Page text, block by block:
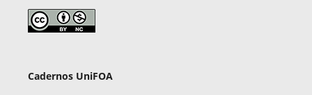
Cadernos UniFOA